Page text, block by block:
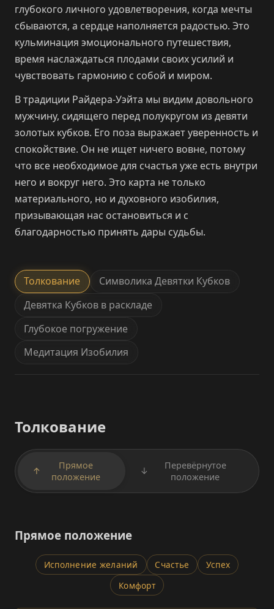
глубокого личного удовлетворения, когда мечты
сбываются, а сердце наполняется радостью. Это
кульминация эмоционального путешествия,
время наслаждаться плодами своих усилий и
чувствовать гармонию с собой и миром.
В традиции Райдера-Уэйта мы видим довольного
мужчину, сидящего перед полукругом из девяти
золотых кубков. Его поза выражает уверенность и
спокойствие. Он не ищет ничего вовне, потому
что все необходимое для счастья уже есть внутри
него и вокруг него. Это карта не только
материального, но и духовного изобилия,
призывающая нас остановиться и с
благодарностью принять дары судьбы.
Толкование
Символика Девятки Кубков
Девятка Кубков в раскладе
Глубокое погружение
Медитация Изобилия
Толкование
↑
Прямое
положение
↓
Перевёрнутое
положение
Прямое положение
Исполнение желаний Счастье
Успех
Комфорт